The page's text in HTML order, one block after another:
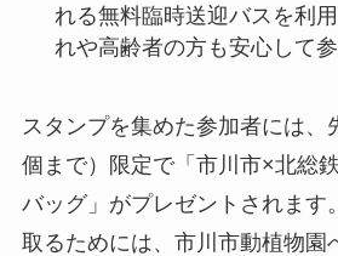
れる無料臨時送迎バスを利
れや高齢者の方も安心して参
スタンプを集めた参加者には、
個まで）限定で「市川市×北総
バッグ」がプレゼントされます
取るためには、市川市動植物園